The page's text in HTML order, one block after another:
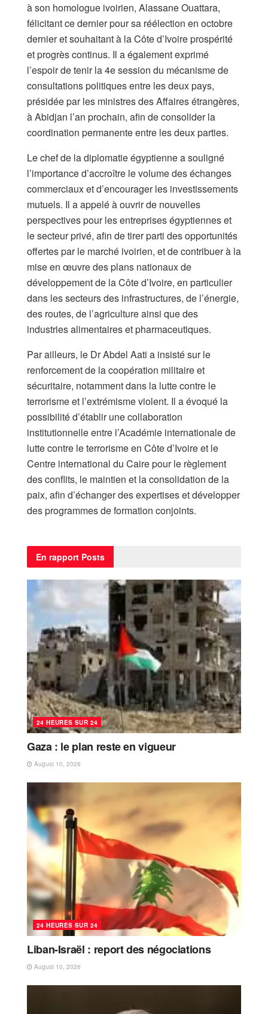
à son homologue ivoirien, Alassane Ouattara,
félicitant ce dernier pour sa réélection en octobre
dernier et souhaitant à la Côte d’Ivoire prospérité
et progrès continus. Il a également exprimé
l’espoir de tenir la 4e session du mécanisme de
consultations politiques entre les deux pays,
présidée par les ministres des Affaires étrangères,
à Abidjan l’an prochain, afin de consolider la
coordination permanente entre les deux parties.
Le chef de la diplomatie égyptienne a souligné
l’importance d’accroître le volume des échanges
commerciaux et d’encourager les investissements
mutuels. Il a appelé à ouvrir de nouvelles
perspectives pour les entreprises égyptiennes et
le secteur privé, afin de tirer parti des opportunités
offertes par le marché ivoirien, et de contribuer à la
mise en œuvre des plans nationaux de
développement de la Côte d’Ivoire, en particulier
dans les secteurs des infrastructures, de l’énergie,
des routes, de l’agriculture ainsi que des
industries alimentaires et pharmaceutiques.
Par ailleurs, le Dr Abdel Aati a insisté sur le
renforcement de la coopération militaire et
sécuritaire, notamment dans la lutte contre le
terrorisme et l’extrémisme violent. Il a évoqué la
possibilité d’établir une collaboration
institutionnelle entre l’Académie internationale de
lutte contre le terrorisme en Côte d’Ivoire et le
Centre international du Caire pour le règlement
des conflits, le maintien et la consolidation de la
paix, afin d’échanger des expertises et développer
des programmes de formation conjoints.
En rapport Posts
24 HEURES SUR 24
Gaza : le plan reste en vigueur
August 10, 2026
24 HEURES SUR 24
Liban-Israël : report des négociations
August 10, 2026